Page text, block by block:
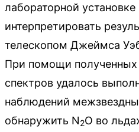
лабораторной установке
интерпретировать
телескопом Джеймса
При помощи полученных
спектров удалось
наблюдений
обнаружить N2O во